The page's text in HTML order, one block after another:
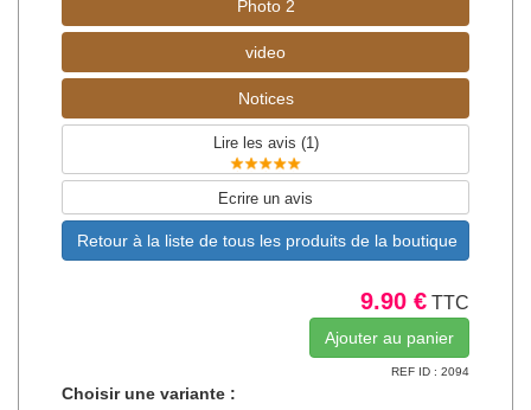
Photo 2
video
Notices
Lire les avis (1)
Ecrire un avis
Retour à la liste de tous les produits de la boutique
9.90 € TTC
REF ID : 2094
Choisir une variante :